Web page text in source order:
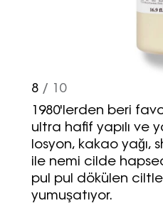
8 / 10
1980'lerden beri
ultra hafif yapılı ve
losyon, kakao yağı,
ile nemi cilde
pul pul dökülen
yumuşatıyor.